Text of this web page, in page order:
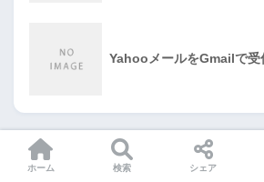
YahooメールをGmailで
Link
ホーム 検索 シェア